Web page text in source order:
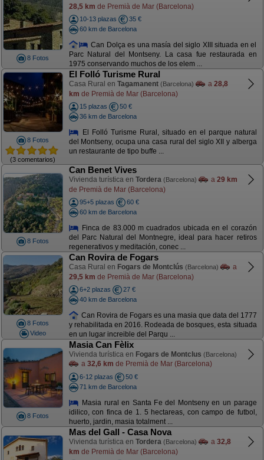
8 Fotos
28,5 km de Premià de Mar (Barcelona)
10-13 plazas
35 €
60 km de Barcelona
Can Dolça es una masía del siglo XIII situada en el
Parc Natural del Montseny. La casa fue restaurada en
1975 conservando muchos de los elem ...
8 Fotos
(3 comentarios)
El Folló Turisme Rural
Casa Rural en Tagamanent (Barcelona) a 28,8
km de Premià de Mar (Barcelona)
15 plazas
50 €
36 km de Barcelona
El Folló Turisme Rural, situado en el parque natural
del Montseny, ocupa una casa rural del siglo XII y alberga
un restaurante de tipo buffe ...
8 Fotos
Can Benet Vives
Vivienda turística en Tordera (Barcelona) a 29 km
de Premià de Mar (Barcelona)
95+5 plazas
60 €
60 km de Barcelona
Finca de 83.000 m cuadrados ubicada en el corazón
del Parc Natural del Montnegre, ideal para hacer retiros
regenerativos y meditación, conec ...
8 Fotos
Video
Can Rovira de Fogars
Casa Rural en Fogars de Montclús (Barcelona)
a
29,5 km de Premià de Mar (Barcelona)
6+2 plazas
27 €
40 km de Barcelona
Can Rovira de Fogars es una masia que data del 1777
y rehabilitada en 2016. Rodeada de bosques, esta situada
en un lugar increible del Parqu ...
8 Fotos
Masia Can Fèlix
Vivienda turística en Fogars de Montclus (Barcelona)
a 32,6 km de Premià de Mar (Barcelona)
6-12 plazas
50 €
71 km de Barcelona
Masia rural en Santa Fe del Montseny en un parage
idilico, con finca de 1. 5 hectareas, con campo de futbol,
huerto, jardin, masia totalment ...
Mas del Gall - Casa Nova
Vivienda turística en Tordera (Barcelona) a 32,8
km de Premià de Mar (Barcelona)